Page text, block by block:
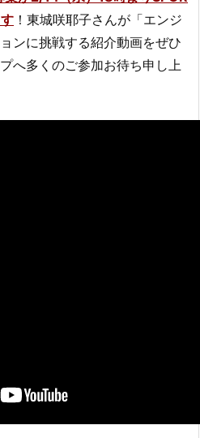
！東城咲耶子さんが「エンジ
ンに挑戦する紹介動画をぜひ
へ多くのご参加お待ち申し上